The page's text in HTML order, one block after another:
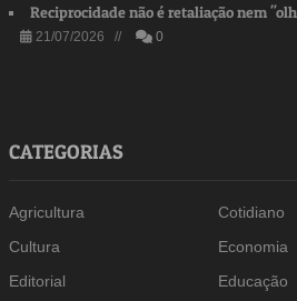
Reciprocidade não é retaliação nem
21/07/2026 // 0
CATEGORIAS
Agricultura
Cotidiano
Cultura
Economia
Editorial
Educação